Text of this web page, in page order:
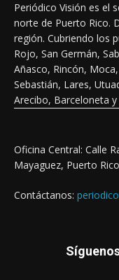
Periódico Visión es el
norte de Puerto Rico.
región. Cubriendo los
Rojo, San Germán,
Añasco, Rincón,
Sebastián, Lares,
Arecibo, Barceloneta y
Oficina Central: Calle
Mayaguez, Puerto
Contáctanos: